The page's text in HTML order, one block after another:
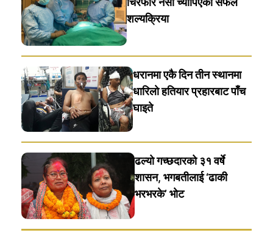
शल्यक्रिया
धरानमा एकै दिन तीन स्थानमा
धारिलाे हतियार प्रहारबाट पाँच
घाइते
ढल्यो गच्छदारको ३१ वर्षे
शासन, भगबतीलाई ‘ढाकी
भरभरके’ भाेट